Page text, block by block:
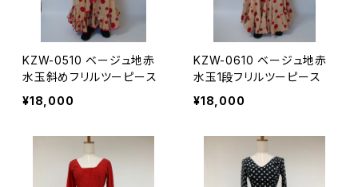
KZW-0510 ベージュ地赤
水玉斜めフリルツーピース
¥18,000
KZW-0610 ベージュ地赤
水玉1段フリルツーピース
¥18,000